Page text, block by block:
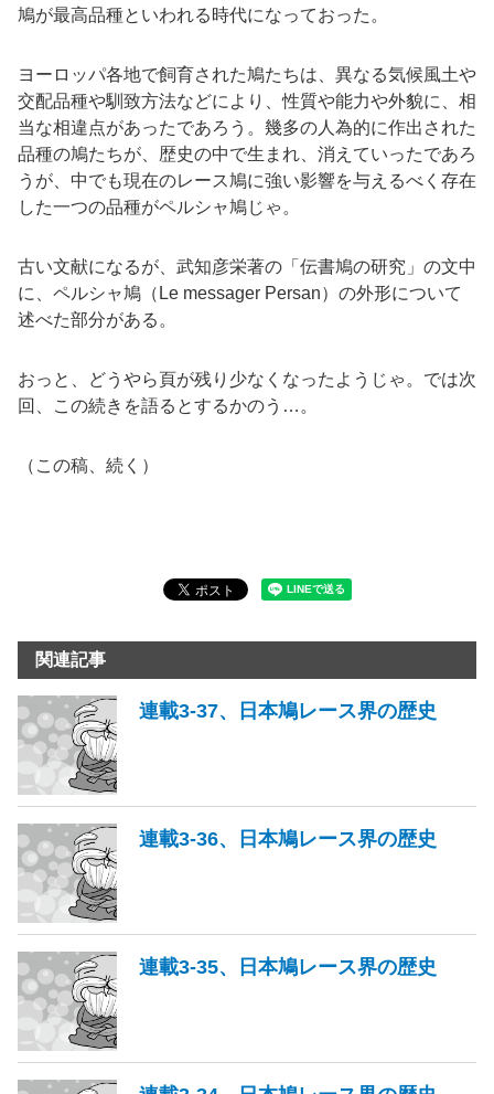
鳩が最高品種といわれる時代になっておった。
ヨーロッパ各地で飼育された鳩たちは、異なる気候風土や
交配品種や馴致方法などにより、性質や能力や外貌に、相
当な相違点があったであろう。幾多の人為的に作出された
品種の鳩たちが、歴史の中で生まれ、消えていったであろ
うが、中でも現在のレース鳩に強い影響を与えるべく存在
した一つの品種がペルシャ鳩じゃ。
古い文献になるが、武知彦栄著の「伝書鳩の研究」の文中
に、ペルシャ鳩（ Le messager Persan）の外形について
述べた部分がある。
おっと、どうやら頁が残り少なくなったようじゃ。では次
回、この続きを語るとするかのう…。
（この稿、続く）
関連記事
連載3-37、日本鳩レース界の歴史
連載3-36、日本鳩レース界の歴史
連載3-35、日本鳩レース界の歴史